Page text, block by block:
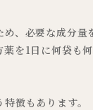
、必要な成分量
を1日に何袋も
徴もあります。